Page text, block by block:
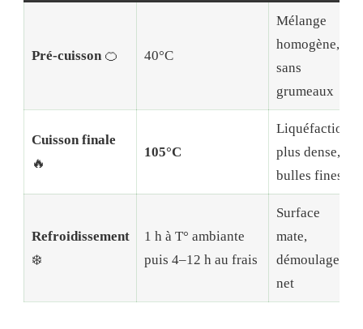
Pré-cuisson🍊 40°C
Mélange
homogène,
sans
grumeaux
Cuisson finale
🔥
105°C
Liquéfaction
plus dense,
bulles fines
Refroidissement
❄️
1 h à T° ambiante
puis 4–12 h au frais
Surface
mate,
démoulage
net